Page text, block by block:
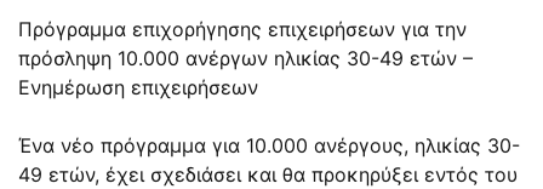
Πρόγραμμα επιχορήγησης επιχειρήσεων για την
πρόσληψη 10.000 ανέργων ηλικίας 30-49 ετών –
Ενημέρωση επιχειρήσεων
Ένα νέο πρόγραμμα για 10.000 ανέργους, ηλικίας 30-
49 ετών, έχει σχεδιάσει και θα προκηρύξει εντός του